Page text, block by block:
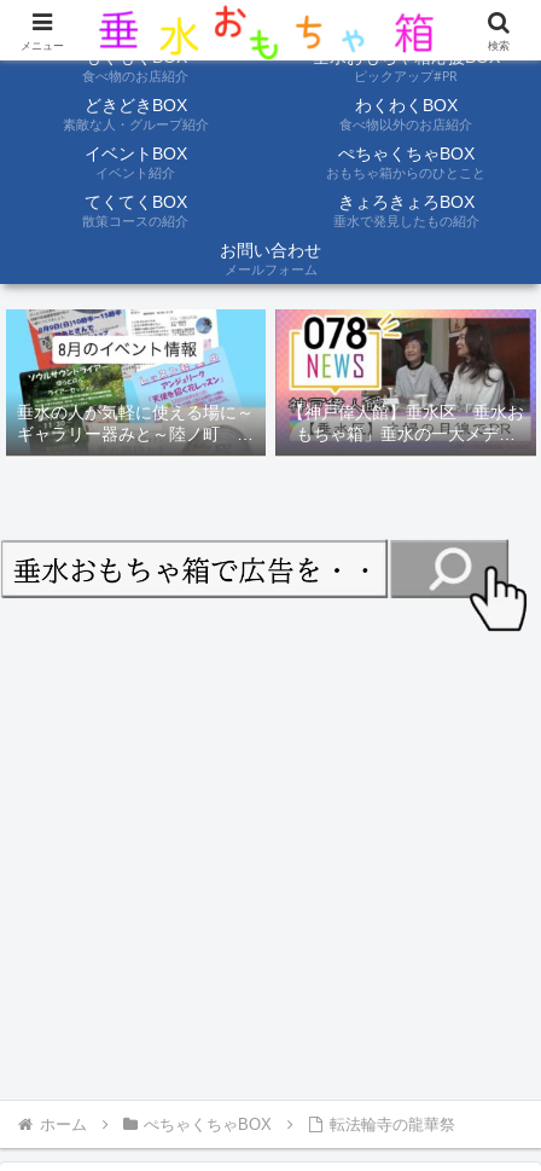
ようこそ垂水おもちゃ箱へ。垂水の情報を自分たちの目でみて聞いて伝えます
もぐもぐBOX
食べ物のお店紹介
垂水おもちゃ箱応援BOX
ピックアップ#PR
どきどきBOX
素敵な人・グループ紹介
わくわくBOX
食べ物以外のお店紹介
イベントBOX
イベント紹介
ぺちゃくちゃBOX
おもちゃ箱からのひとこと
てくてくBOX
散策コースの紹介
きょろきょろBOX
垂水で発見したもの紹介
お問い合わせ
メールフォーム
垂水の人が気軽に使える場に～
ギャラリー器みと～陸ノ町 ８
月のイベント情報
【神戸偉人館】垂水区「垂水お
もちゃ箱」垂水の一大メディ
ア！？｜神戸の魅力を凸インタ
ホーム ぺちゃくちゃBOX 転法輪寺の龍華祭
メニュー 検索